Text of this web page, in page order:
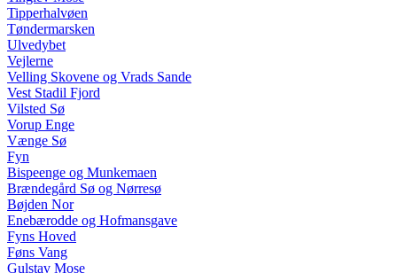
Tipperhalvøen
Tøndermarsken
Ulvedybet
Vejlerne
Velling Skovene og Vrads Sande
Vest Stadil Fjord
Vilsted Sø
Vorup Enge
Vænge Sø
Fyn
Bispeenge og Munkemaen
Brændegård Sø og Nørresø
Bøjden Nor
Enebærodde og Hofmansgave
Fyns Hoved
Føns Vang
Gulstav Mose